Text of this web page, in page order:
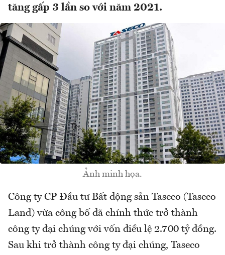
tăng gấp 3 lần so với năm 2021.
Ảnh minh họa.
Công ty CP Đầu tư Bất động sản Taseco (Taseco
Land) vừa công bố đã chính thức trở thành
công ty đại chúng với vốn điều lệ 2.700 tỷ đồng.
Sau khi trở thành công ty đại chúng, Taseco